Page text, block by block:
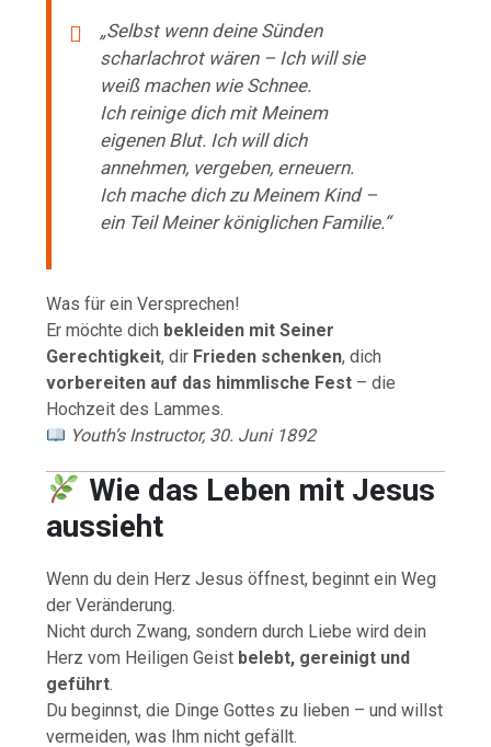
„Selbst wenn deine Sünden
scharlachrot wären – Ich will sie
weiß machen wie Schnee.
Ich reinige dich mit Meinem
eigenen Blut. Ich will dich
annehmen, vergeben, erneuern.
Ich mache dich zu Meinem Kind –
ein Teil Meiner königlichen Familie.“
Was für ein Versprechen!
Er möchte dich bekleiden mit Seiner
Gerechtigkeit, dir Frieden schenken, dich
vorbereiten auf das himmlische Fest – die
Hochzeit des Lammes.
Youth’s Instructor, 30. Juni 1892
Wie das Leben mit Jesus
aussieht
Wenn du dein Herz Jesus öffnest, beginnt ein Weg
der Veränderung.
Nicht durch Zwang, sondern durch Liebe wird dein
Herz vom Heiligen Geist belebt, gereinigt und
geführt.
Du beginnst, die Dinge Gottes zu lieben – und willst
vermeiden, was Ihm nicht gefällt.